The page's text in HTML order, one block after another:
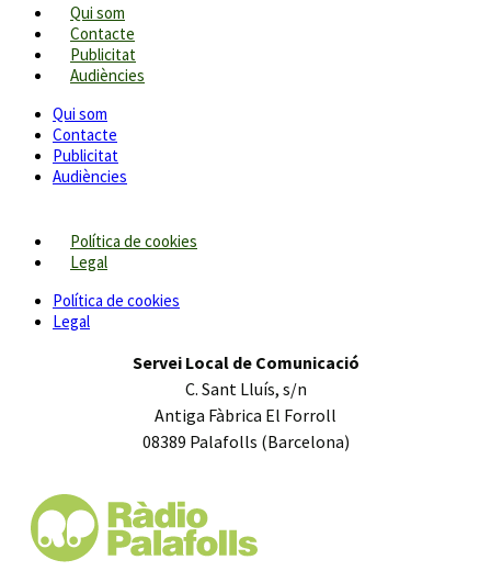
Qui som
Contacte
Publicitat
Audiències
Qui som
Contacte
Publicitat
Audiències
Política de cookies
Legal
Política de cookies
Legal
Servei Local de Comunicació
C. Sant Lluís, s/n
Antiga Fàbrica El Forroll
08389 Palafolls (Barcelona)